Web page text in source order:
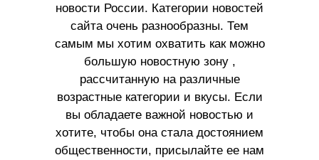
новости России. Категории новостей
сайта очень разнообразны. Тем
самым мы хотим охватить как можно
большую новостную зону ,
рассчитанную на различные
возрастные категории и вкусы. Если
вы обладаете важной новостью и
хотите, чтобы она стала достоянием
общественности, присылайте ее нам